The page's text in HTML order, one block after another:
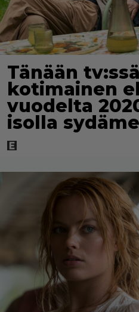
Tänään
kotimainen
vuodelta
isolla